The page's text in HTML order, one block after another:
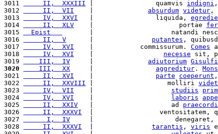
3011
     II,  XXXIII
|                quamvis indigni
3012
     II,  VII
absurdum videtur ,
3013
     IV,  XXVI
   |                liquida,
3014
     II,  XLV
    |                      portae
3015
  Epist
|                    natandi
3016
     II,  V
putantes ,
3017
     IV,  XVI
    |            commissurum.
Comes
3018
     IV,  XVI
necesse sit,
3019
    III,  IV
adiutorium Gisulfi
3020
    III,  XX
aggreditur . Mons
3021
     II,  XVI
parte coeperunt
3022
     II,  XXVIII
|                   molliri videt
3023
     IV,  VII
studiis
3024
     IV,  XVI
laboris
3025
     II,  XXIV
   |                    ad
3026
     II,  XXXVI
|                 ventositatem,
3027
      I,  IV
     |                     denegaret,
3028
     II,  XXXVI
tarantis , viris